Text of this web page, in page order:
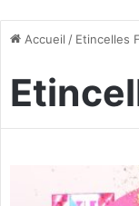
Accueil / Etincelles